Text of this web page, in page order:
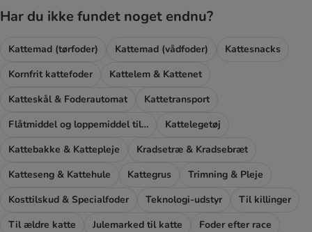
Har du ikke fundet noget endnu?
Kattemad (tørfoder) Kattemad (vådfoder)
Kattesnacks
Kornfrit kattefoder
Kattelem & Kattenet
Katteskål & Foderautomat
Kattetransport
Flåtmiddel og loppemiddel til katte
Kattelegetøj
Kattebakke & Kattepleje
Kradsetræ & Kradsebræt
Katteseng & Kattehule
Kattegrus
Trimning & Pleje
Kosttilskud & Specialfoder
Teknologi-udstyr
Til killinger
Til ældre katte
Julemarked til katte
Foder efter race